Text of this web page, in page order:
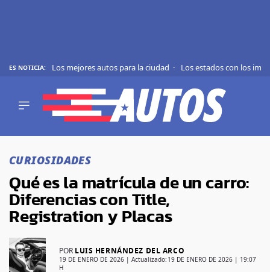
ES NOTICIA: Los mejores autos para la ciudad Los estados con los
SHOWS
CURIOSIDADES
MARCAS
RANKINGS
SÍGUENOS
CURIOSIDADES
Qué es la matrícula de un carro:
Diferencias con Title,
Registration y Placas
POR LUIS HERNÁNDEZ DEL ARCO
19 DE ENERO DE 2026 | Actualizado: 19 DE ENERO DE 2026 | 19:07
H